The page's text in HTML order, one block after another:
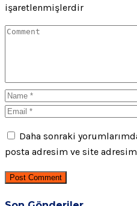
işaretlenmişlerdir
Daha sonraki
posta adresim ve site
Post Comment